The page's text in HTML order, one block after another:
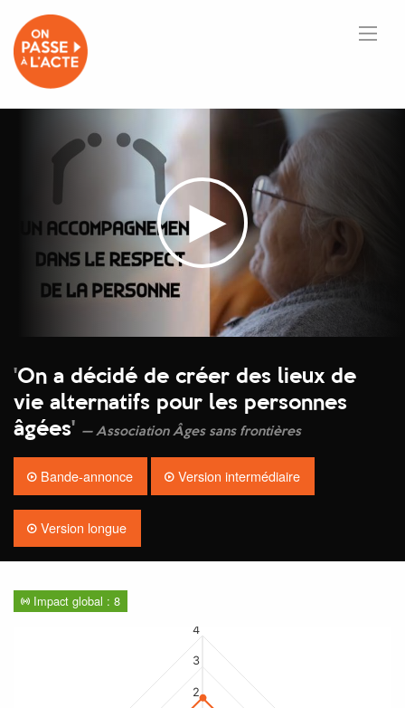
'On a décidé de créer des lieux de
vie alternatifs pour les personnes
âgées' Association Âges sans frontières
Bande-annonce Version intermédiaire
Version longue
Impact global : 8
2
3
4